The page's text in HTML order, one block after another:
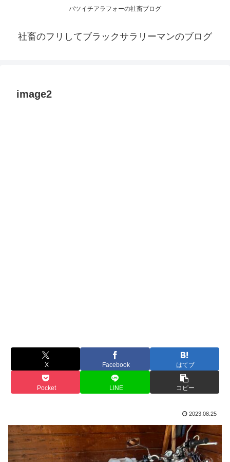
バツイチアラフォーの社畜ブログ
社畜のフリしてブラックサラリーマンのブログ
image2
X Facebook はてブ
Pocket LINE コピー
2023.08.25